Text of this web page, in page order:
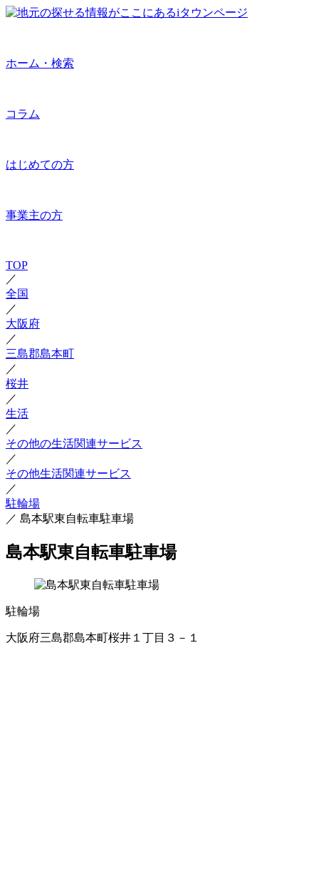
ホーム・検索
コラム
はじめての方
事業主の方
TOP
／
全国
／
大阪府
／
三島郡島本町
／
桜井
／
生活
／
その他の生活関連サービス
／
その他生活関連サービス
／
駐輪場
／ 島本駅東自転車駐車場
島本駅東自転車駐車場
駐輪場
大阪府三島郡島本町桜井１丁目３－１